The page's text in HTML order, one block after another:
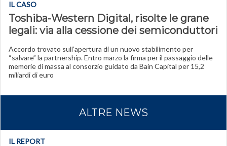
IL CASO
Toshiba-Western Digital, risolte le grane
legali: via alla cessione dei semiconduttori
Accordo trovato sull’apertura di un nuovo stabilimento per
“salvare” la partnership. Entro marzo la firma per il passaggio delle
memorie di massa al consorzio guidato da Bain Capital per 15,2
miliardi di euro
ALTRE NEWS
IL REPORT